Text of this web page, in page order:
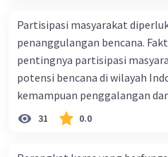
Partisipasi masyarakat
penanggulangan bencana.
pentingnya partisipasi
potensi bencana di wilayah
kemampuan penggalangan
makin tinggi c. pemahaman
kepada masyarakat masih
31 0.0